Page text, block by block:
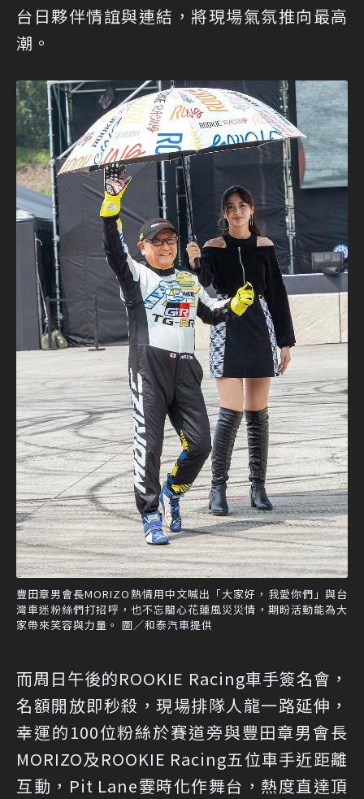
台日夥伴情誼與連結，將現場氣氛推向最高
潮。
豐田章男會長MORIZO熱情用中文喊出「大家好，我愛你們」與台
灣車迷粉絲們打招呼，也不忘關心花蓮風災災情，期盼活動能為大
家帶來笑容與力量。 圖／和泰汽車提供
而周日午後的ROOKIE Racing車手簽名會，
名額開放即秒殺，現場排隊人龍一路延伸，
幸運的100位粉絲於賽道旁與豐田章男會長
MORIZO及ROOKIE Racing五位車手近距離
互動，Pit Lane霎時化作舞台，熱度直達頂